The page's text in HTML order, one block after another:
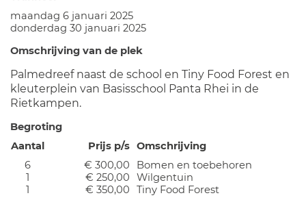
maandag 6 januari 2025
donderdag 30 januari 2025
Omschrijving van de plek
Palmedreef naast de school en Tiny Food Forest en
kleuterplein van Basisschool Panta Rhei in de
Rietkampen.
Begroting
Aantal
Prijs p/s Omschrijving
6
€ 300,00
Bomen en toebehoren
1
€ 250,00
Wilgentuin
1
€ 350,00 Tiny Food Forest